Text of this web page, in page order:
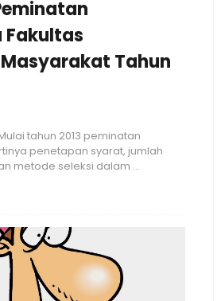
Fakultas
Tahun
tahun 2013 peminatan
penetapan syarat, jumlah
metode seleksi dalam ...